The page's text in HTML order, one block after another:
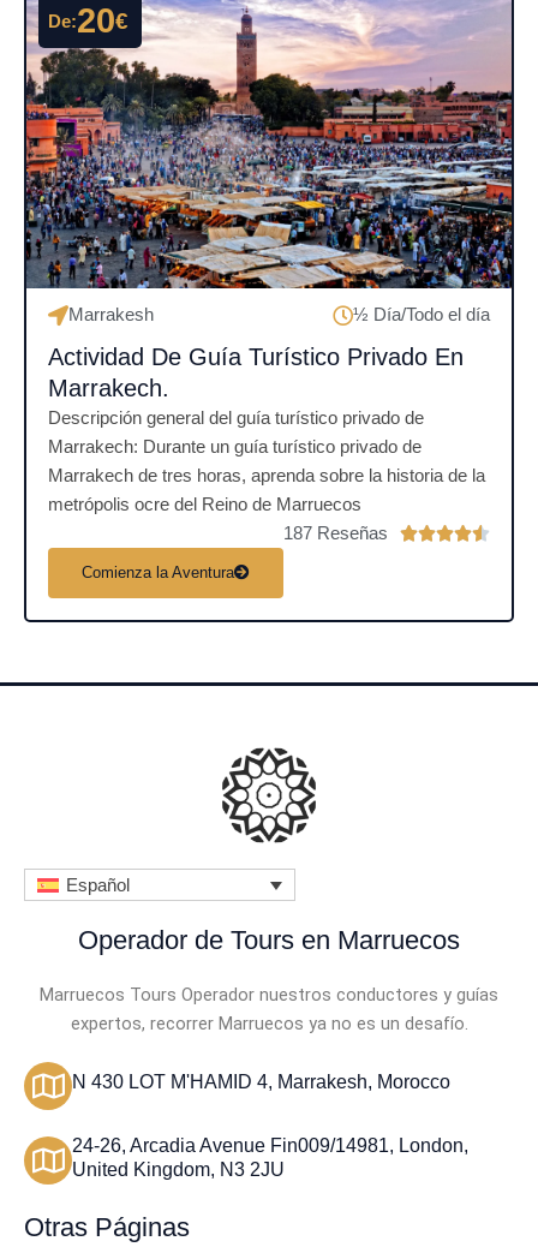
o
n
4
.
5
d
e
De:20€
Marrakesh ½ Día/Todo el día
Actividad De Guía Turístico Privado En
Marrakech.
Descripción general del guía turístico privado de
Marrakech: Durante un guía turístico privado de
Marrakech de tres horas, aprenda sobre la historia de la
metrópolis ocre del Reino de Marruecos
187 Reseñas

o
5
Comienza la Aventura
Español
Operador de Tours en Marruecos
Marruecos Tours Operador nuestros conductores y guías
expertos, recorrer Marruecos ya no es un desafío.
N 430 LOT M'HAMID 4, Marrakesh, Morocco
24-26, Arcadia Avenue Fin009/14981, London,
United Kingdom, N3 2JU
Otras Páginas